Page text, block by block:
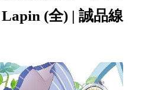
(全) | 誠品線